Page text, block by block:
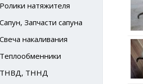
Ролики натяжителя
Сапун, Запчасти сапуна
Свеча накаливания
Теплообменники
ТНВД, ТННД